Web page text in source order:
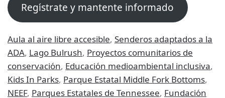
Regístrate y mantente informado
Aula al aire libre accesible, Senderos adaptados a la
ADA, Lago Bulrush, Proyectos comunitarios de
conservación, Educación medioambiental inclusiva,
Kids In Parks, Parque Estatal Middle Fork Bottoms,
NEEF, Parques Estatales de Tennessee, Fundación